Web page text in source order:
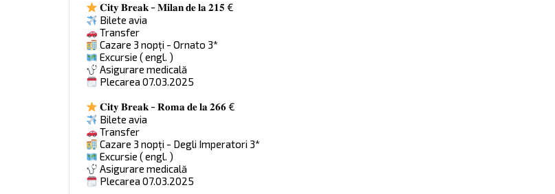
𝐂𝐢𝐭𝐲 𝐁𝐫𝐞𝐚𝐤 - 𝐌𝐢𝐥𝐚𝐧 𝐝𝐞 𝐥𝐚 𝟐𝟏𝟓 €
Bilete avia
Transfer
Cazare 3 nopți - Ornato 3*
Excursie ( engl. )
Asigurare medicală
Plecarea 07.03.2025
𝐂𝐢𝐭𝐲 𝐁𝐫𝐞𝐚𝐤 - 𝐑𝐨𝐦𝐚 𝐝𝐞 𝐥𝐚 𝟐𝟔𝟔 €
Bilete avia
Transfer
Cazare 3 nopți - Degli Imperatori 3*
Excursie ( engl. )
Asigurare medicală
Plecarea 07.03.2025